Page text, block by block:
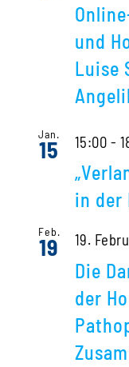
und
Luise
Jan.
15 15:00 -
in der
Feb.
19 19.
Die
der